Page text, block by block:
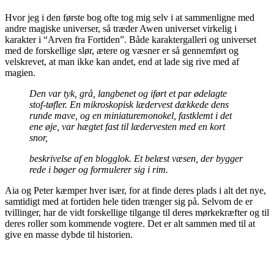
Hvor jeg i den første bog ofte tog mig selv i at sammenligne med
andre magiske universer, så træder Awen universet virkelig i
karakter i “Arven fra Fortiden”. Både karaktergalleri og universet
med de forskellige slør, ætere og væsner er så gennemført og
velskrevet, at man ikke kan andet, end at lade sig rive med af
magien.
Den var tyk, grå, langbenet og iført et par ødelagte
stof-tøfler. En mikroskopisk lædervest dækkede dens
runde mave, og en miniaturemonokel, fastklemt i det
ene øje, var hægtet fast til lædervesten med en kort
snor,
beskrivelse af en blogglok. Et belæst væsen, der bygger
rede i bøger og formulerer sig i rim.
Aia og Peter kæmper hver især, for at finde deres plads i alt det nye,
samtidigt med at fortiden hele tiden trænger sig på. Selvom de er
tvillinger, har de vidt forskellige tilgange til deres mørkekræfter og til
deres roller som kommende vogtere. Det er alt sammen med til at
give en masse dybde til historien.